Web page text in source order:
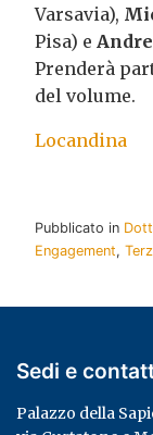
Varsavia),
Pisa) e
Prenderà
del volume.
Locandina
Pubblicato in
Engagement,
Sedi e
Palazzo della